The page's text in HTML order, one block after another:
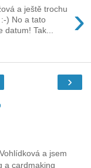
›
a ještě trochu
) No a tato
Tak...
›
a jsem
a cardmaking